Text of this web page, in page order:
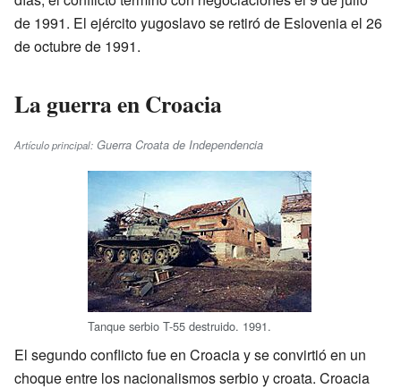
de 1991. El ejército yugoslavo se retiró de Eslovenia el 26
de octubre de 1991.
La guerra en Croacia
Artículo principal: Guerra Croata de Independencia
Tanque serbio T-55 destruido. 1991.
El segundo conflicto fue en Croacia y se convirtió en un
choque entre los nacionalismos serbio y croata. Croacia